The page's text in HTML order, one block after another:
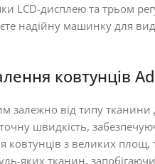
LCD-дисплею та трьом
надійну машинку для
ковтунців
від типу тканини
швидкість,
з великих площ,
яких тканин,